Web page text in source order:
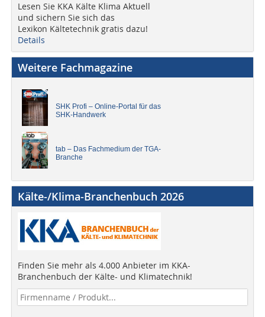
Lesen Sie KKA Kälte Klima Aktuell
und sichern Sie sich das
Lexikon Kältetechnik gratis dazu!
Details
Weitere Fachmagazine
SHK Profi – Online-Portal für das
SHK-Handwerk
tab – Das Fachmedium der TGA-
Branche
Kälte-/Klima-Branchenbuch 2026
Finden Sie mehr als 4.000 Anbieter im KKA-
Branchenbuch der Kälte- und Klimatechnik!